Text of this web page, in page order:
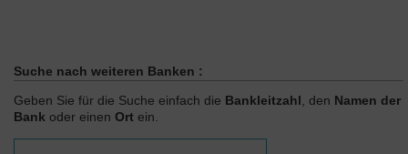
Suche nach weiteren Banken :
Geben Sie für die Suche einfach die Bankleitzahl , den Namen der
Bank oder einen Ort ein.